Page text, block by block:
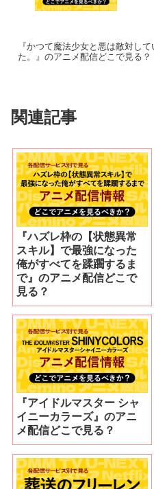
『かつて魔法少女と悪は敵対して
た。』のアニメ配信どこで見る？
関連記事
『ハズレ枠の【状態異常
スキル】で最強になった
俺がすべてを蹂躙するま
で』のアニメ配信どこで
見る？
『アイドルマスター シャ
イニーカラーズ』のアニ
メ配信どこで見る？